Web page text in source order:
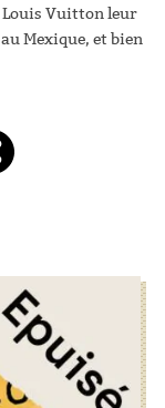
Vuitton leur
Mexique, et bien